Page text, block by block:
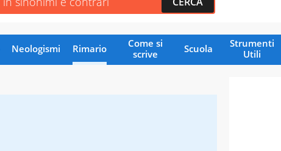
Neologismi Rimario
Come si
scrive
Scuola
Strumenti
Utili